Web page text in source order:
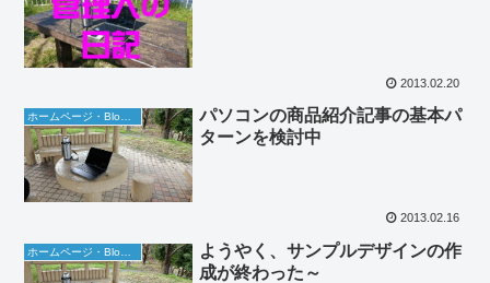
2013.02.20
パソコンの商品紹介記事の基本パ
ターンを検討中
2013.02.16
ようやく、サンプルデザインの作
成が終わった～